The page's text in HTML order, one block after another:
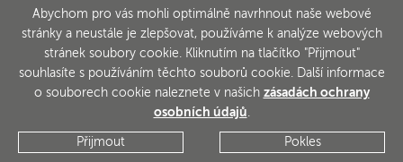
Abychom pro vás mohli optimálně navrhnout naše webové
stránky a neustále je zlepšovat, používáme k analýze webových
stránek soubory cookie. Kliknutím na tlačítko "Přijmout"
souhlasíte s používáním těchto souborů cookie. Další informace
o souborech cookie naleznete v našich zásadách ochrany
osobních údajů.
Přijmout Pokles